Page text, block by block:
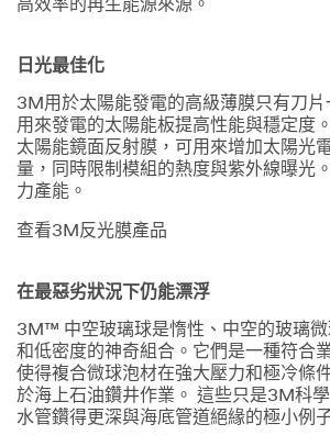
高效率的再生能源來源。
日光最佳化
3M用於太陽能發電的高級薄膜只有刀
用來發電的太陽能板提高性能與穩定度
太陽能鏡面反射膜，可用來增加太陽光
量，同時限制模組的熱度與紫外線曝光
力產能。
查看3M反光膜產品
在最惡劣狀況下仍能漂浮
3M™ 中空玻璃球是惰性、中空的玻璃
和低密度的神奇組合。它們是一種符合
使得複合微球泡材在強大壓力和極冷條
於海上石油鑽井作業。 這些只是3M科
水管鑽得更深與海底管道絕緣的極小例